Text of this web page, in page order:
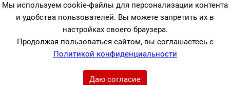
Мы используем cookie-файлы для персонализации контента
и удобства пользователей. Вы можете запретить их в
настройках своего браузера.
Продолжая пользоваться сайтом, вы соглашаетесь с
Политикой конфиденциальности
Даю согласие